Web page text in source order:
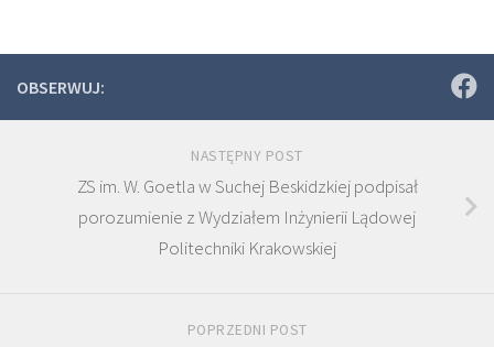
OBSERWUJ:
NASTĘPNY POST
ZS im. W. Goetla w Suchej Beskidzkiej podpisał
porozumienie z Wydziałem Inżynierii Lądowej
Politechniki Krakowskiej
POPRZEDNI POST